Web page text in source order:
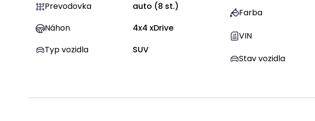
Prevodovka
auto (8 st.)
Náhon
4x4 xDrive
Typ vozidla
SUV
Farba
VIN
Stav vozidla